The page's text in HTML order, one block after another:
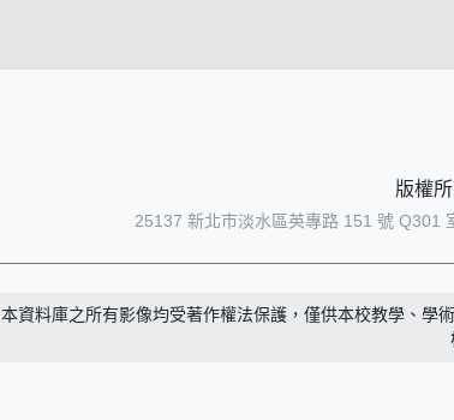
版權
25137 新北市淡水區英專路 151 號 Q301
本資料庫之所有影像均受著作權法保護，僅供本校教學、學